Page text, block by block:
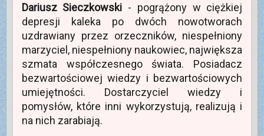
Dariusz Sieczkowski - pogrążony w ciężkiej
depresji kaleka po dwóch nowotworach
uzdrawiany przez orzeczników, niespełniony
marzyciel, niespełniony naukowiec, największa
szmata współczesnego świata. Posiadacz
bezwartościowej wiedzy i bezwartościowych
umiejętności. Dostarczyciel wiedzy i
pomysłów, które inni wykorzystują, realizują i
na nich zarabiają.